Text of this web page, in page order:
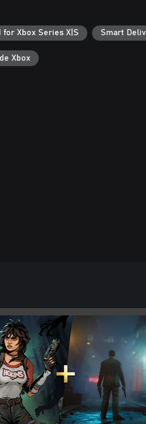
for Xbox Series X|S Smart
Xbox